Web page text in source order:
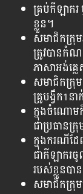
គ្រប់កីឡាករ
ខ្លួន។
សមាជិកក្រុ
ត្រូវបានកំណ
ភាសាអង់គ្ល
សមាជិកក្រុម
គ្រូបង្វឹក1ន
ក្នុងចំណោម
ជាប្រធានក្
ក្នុងករណីដែ
ជាកីឡាករចូ
របស់ខ្លួនបា
សមាជិកក្រុម